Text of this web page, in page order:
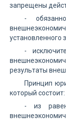
запрещены
-
установленного
-
результаты
Принцип
который состоит:
- из